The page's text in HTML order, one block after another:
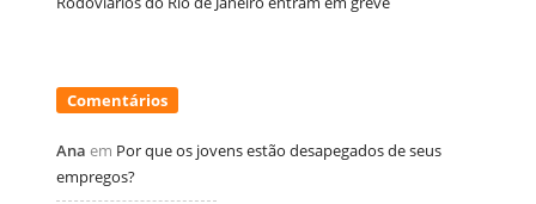
Comentários
Ana em Por que os jovens estão desapegados de seus
empregos?